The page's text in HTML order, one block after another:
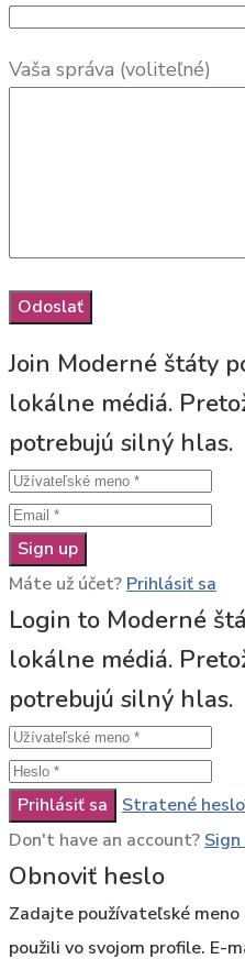
Vaša správa (voliteľné)
Join Moderné štáty
lokálne médiá.
potrebujú silný hlas.
Sign up
Máte už účet? Prihlásiť sa
Login to Moderné
lokálne médiá.
potrebujú silný hlas.
Prihlásiť sa
Stratené
Don't have an account? Sign
Obnoviť heslo
Zadajte používateľské
použili vo svojom profile. E-